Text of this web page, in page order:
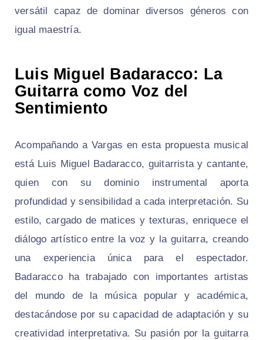
versátil capaz de dominar diversos géneros con
igual maestría.
Luis Miguel Badaracco: La
Guitarra como Voz del
Sentimiento
Acompañando a Vargas en esta propuesta musical
está Luis Miguel Badaracco, guitarrista y cantante,
quien con su dominio instrumental aporta
profundidad y sensibilidad a cada interpretación. Su
estilo, cargado de matices y texturas, enriquece el
diálogo artístico entre la voz y la guitarra, creando
una experiencia única para el espectador.
Badaracco ha trabajado con importantes artistas
del mundo de la música popular y académica,
destacándose por su capacidad de adaptación y su
creatividad interpretativa. Su pasión por la guitarra